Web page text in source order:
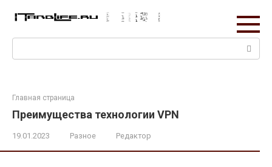
Поиск:
Главная страница
Преимущества технологии VPN
19.01.2023 Разное Редактор